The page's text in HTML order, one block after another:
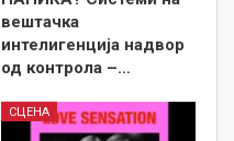
вештачка
интелигенција надвор
од контрола –…
СЦЕНА